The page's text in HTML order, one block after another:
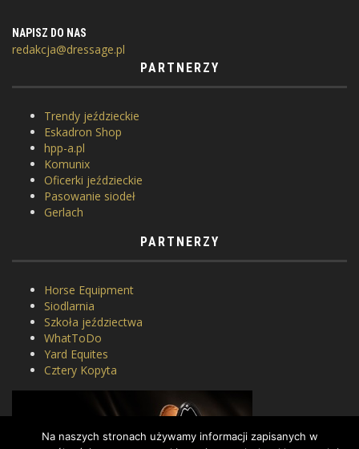
NAPISZ DO NAS
redakcja@dressage.pl
PARTNERZY
Trendy jeździeckie
Eskadron Shop
hpp-a.pl
Komunix
Oficerki jeździeckie
Pasowanie siodeł
Gerlach
PARTNERZY
Horse Equipment
Siodlarnia
Szkoła jeździectwa
WhatToDo
Yard Equites
Cztery Kopyta
Na naszych stronach używamy informacji zapisanych w